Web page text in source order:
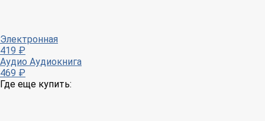
Электронная
419 ₽
Аудио Аудиокнига
469 ₽
Где еще купить: